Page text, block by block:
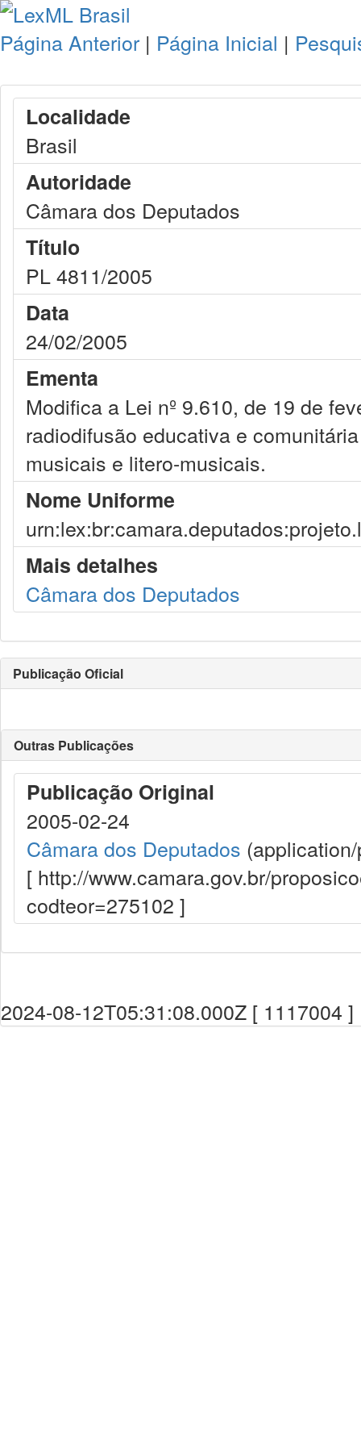
Página Anterior | Página Inicial |
Localidade
Brasil
Autoridade
Câmara dos Deputados
Título
PL 4811/2005
Data
24/02/2005
Ementa
Modifica a Lei nº 9.610, de 19 de
radiodifusão educativa e
musicais e litero-musicais.
Nome Uniforme
Mais detalhes
Câmara dos Deputados
Publicação Oficial
Outras Publicações
Publicação Original
2005-02-24
Câmara dos Deputados
[ http://www.camara.gov.br/
codteor=275102 ]
2024-08-12T05:31:08.000Z [ 1117004 ]